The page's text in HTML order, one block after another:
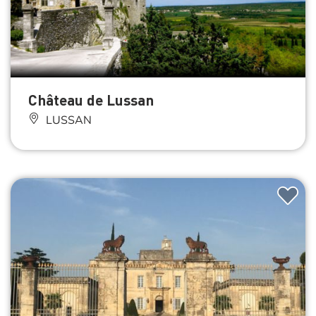
Château de Lussan
LUSSAN